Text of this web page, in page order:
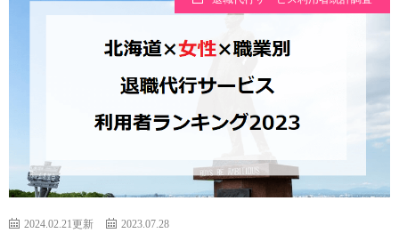
2024.02.21更新
2023.07.28